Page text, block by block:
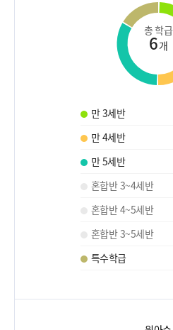
총 학급
6개
만 3세반
만 4세반
만 5세반
혼합반 3~4세반
혼합반 4~5세반
혼합반 3~5세반
특수학급